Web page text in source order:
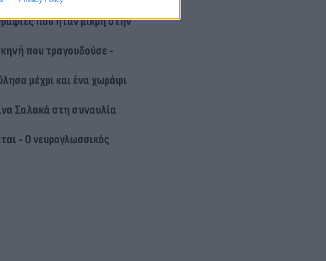
που ήταν μικρή στην
που τραγουδούσε -
μέχρι και ένα χωράφι
Σαλακά στη συναυλία
- Ο νευρογλωσσικός